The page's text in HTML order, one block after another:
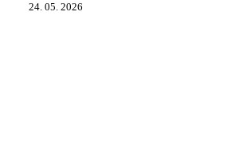
24. 05. 2026